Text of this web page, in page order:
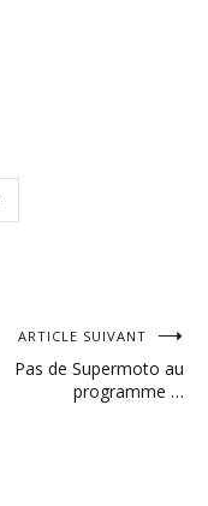
ARTICLE SUIVANT
Pas de Supermoto au
programme …